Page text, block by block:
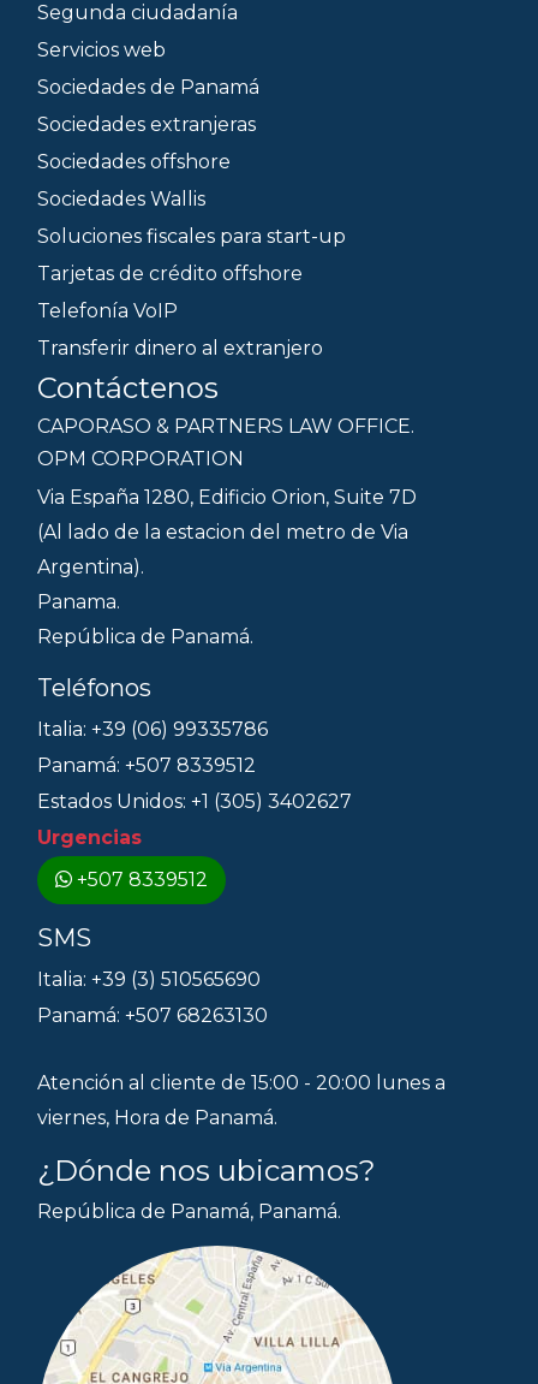
Segunda ciudadanía
Servicios web
Sociedades de Panamá
Sociedades extranjeras
Sociedades offshore
Sociedades Wallis
Soluciones fiscales para start-up
Tarjetas de crédito offshore
Telefonía VoIP
Transferir dinero al extranjero
Contáctenos
CAPORASO & PARTNERS LAW OFFICE.
OPM CORPORATION
Via España 1280, Edificio Orion, Suite 7D
(Al lado de la estacion del metro de Via
Argentina).
Panama.
República de Panamá.
Teléfonos
Italia: +39 (06) 99335786
Panamá: +507 8339512
Estados Unidos: +1 (305) 3402627
Urgencias
+507 8339512
SMS
Italia: +39 (3) 510565690
Panamá: +507 68263130
Atención al cliente de 15:00 - 20:00 lunes a
viernes, Hora de Panamá.
¿Dónde nos ubicamos?
República de Panamá, Panamá.